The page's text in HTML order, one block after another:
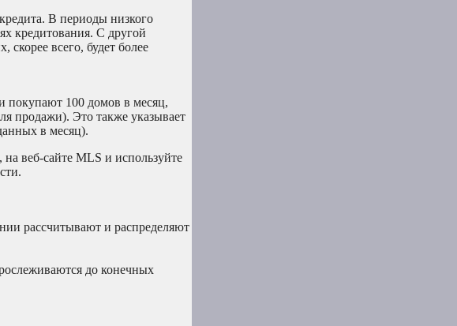
В периоды низкого
кредитования. С другой
всего, будет более
покупают 100 домов в месяц,
продажи). Это также указывает
в месяц).
веб-сайте MLS и используйте
рассчитывают и распределяют
до конечных